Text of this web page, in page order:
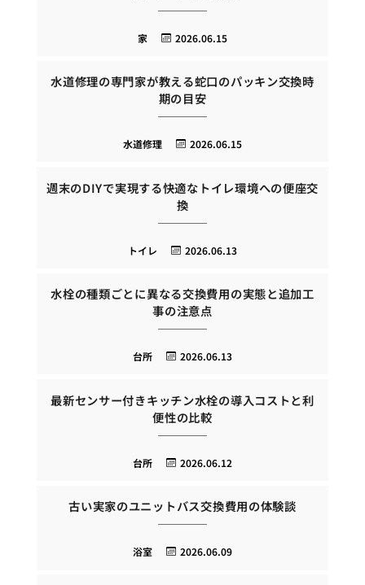
2026.06.15
家
水道修理の専門家が教える蛇口のパッキン交換時
期の目安
2026.06.15
水道修理
週末のDIYで実現する快適なトイレ環境への便座交
換
2026.06.13
トイレ
水栓の種類ごとに異なる交換費用の実態と追加工
事の注意点
2026.06.13
台所
最新センサー付きキッチン水栓の導入コストと利
便性の比較
2026.06.12
台所
古い実家のユニットバス交換費用の体験談
2026.06.09
浴室